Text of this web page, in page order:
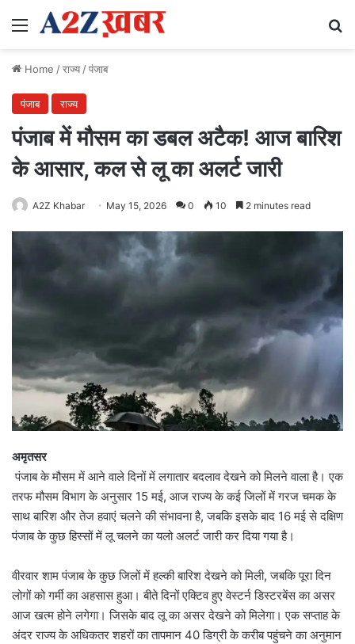
Menu
Home /राज्य/पंजाब
पंजाब राज्य
पंजाब में मौसम का डबल अटैक! आज बारिश
के आसार, कल से लू का अलर्ट जारी
A2Z Khabar May 15, 2026 0 10 2 minutes read
अमृतसर
पंजाब के मौसम में आने वाले दिनों में लगातार बदलाव देखने को मिलने वाला है। एक
तरफ मौसम विभाग के अनुसार 15 मई, आज राज्य के कई जिलों में गरज चमक के
साथ बारिश और तेज हवाएं चलने की संभावना है, जबकि इसके बाद 16 मई से दक्षिण
पंजाब के कुछ हिस्सों में लू चलने का यलो अलर्ट जारी कर दिया गया है।
वीरवार शाम पंजाब के कुछ जिलों में हल्की बारिश देखने को मिली, जबकि पूरा दिन
लोगों को गर्मी का अहसास हुआ। बीते दिनों एक्टिव हुए वेस्टर्न डिस्टरबेंस का असर
आज खत्म होने लगेगा। जिसके बाद लू का असर देखने को मिलेगा। एक सप्ताह के
अंदर राज्य के अधिकतर शहरों का तापमान 40 डिग्री के करीब पहुंचने का अनुमान